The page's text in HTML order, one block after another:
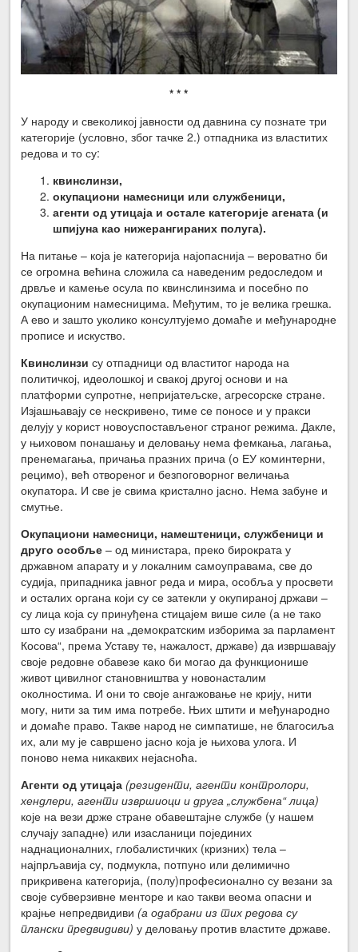
* * *
У народу и свеколикој јавности од давнина су познате три
категорије (условно, због тачке 2.) отпадника из властитих
редова и то су:
квинслинзи,
окупациони намесници или службеници,
агенти од утицаја и остале категорије агената (и
шпијуна као нижерангираних полуга).
На питање – која је категорија најопаснија – вероватно би
се огромна већина сложила са наведеним редоследом и
дрвље и камење осула по квинслинзима и посебно по
окупационим намесницима. Међутим, то је велика грешка.
А ево и зашто уколико консултујемо домаће и међународне
прописе и искуство.
Квинслинзи су отпадници од властитог народа на
политичкој, идеолошкој и свакој другој основи и на
платформи супротне, непријатељске, агресорске стране.
Изјашњавају се нескривено, тиме се поносе и у пракси
делују у корист новоуспостављеног страног режима. Дакле,
у њиховом понашању и деловању нема фемкања, лагања,
пренемагања, причања празних прича (о ЕУ коминтерни,
рецимо), већ отвореног и безпоговорног величања
окупатора. И све је свима кристално јасно. Нема забуне и
смутње.
Окупациони намесници, намештеници, службеници и
друго особље – од министара, преко бирократа у
државном апарату и у локалним самоуправама, све до
судија, припадника јавног реда и мира, особља у просвети
и осталих органа који су се затекли у окупираној држави –
су лица која су принуђена стицајем више силе (а не тако
што су изабрани на „демократским изборима за парламент
Косова“, према Уставу те, нажалост, државе) да извршавају
своје редовне обавезе како би могао да функционише
живот цивилног становништва у новонасталим
околностима. И они то своје ангажовање не крију, нити
могу, нити за тим има потребе. Њих штити и међународно
и домаће право. Такве народ не симпатише, не благосиља
их, али му је савршено јасно која је њихова улога. И
поново нема никаквих нејасноћа.
Агенти од утицаја (резиденти, агенти контролори,
хендлери, агенти извршиоци и друга „службена“ лица)
које на вези држе стране обавештајне службе (у нашем
случају западне) или изасланици појединих
наднационалних, глобалистичких (кризних) тела –
најпрљавија су, подмукла, потпуно или делимично
прикривена категорија, (полу)професионално су везани за
своје субверзивне менторе и као такви веома опасни и
крајње непредвидиви (а одабрани из тих редова су
плански предвидиви) у деловању против властите државе.